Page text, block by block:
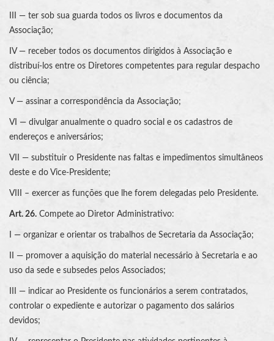
III — ter sob sua guarda todos os livros e documentos da
Associação;
IV — receber todos os documentos dirigidos à Associação e
distribuí-los entre os Diretores competentes para regular despacho
ou ciência;
V — assinar a correspondência da Associação;
VI — divulgar anualmente o quadro social e os cadastros de
endereços e aniversários;
VII — substituir o Presidente nas faltas e impedimentos simultâneos
deste e do Vice-Presidente;
VIII – exercer as funções que lhe forem delegadas pelo Presidente.
Art. 26. Compete ao Diretor Administrativo:
I — organizar e orientar os trabalhos de Secretaria da Associação;
II — promover a aquisição do material necessário à Secretaria e ao
uso da sede e subsedes pelos Associados;
III — indicar ao Presidente os funcionários a serem contratados,
controlar o expediente e autorizar o pagamento dos salários
devidos;